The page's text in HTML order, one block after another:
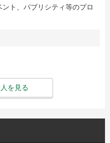
ト、パブリシティ等のプロ
を見る